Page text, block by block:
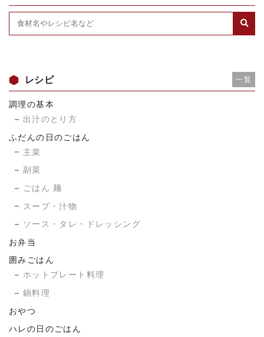
レシピ 一覧
調理の基本
出汁のとり方
ふだんの日のごはん
主菜
副菜
ごはん 麺
スープ・汁物
ソース・タレ・ドレッシング
お弁当
囲みごはん
ホットプレート料理
鍋料理
おやつ
ハレの日のごはん